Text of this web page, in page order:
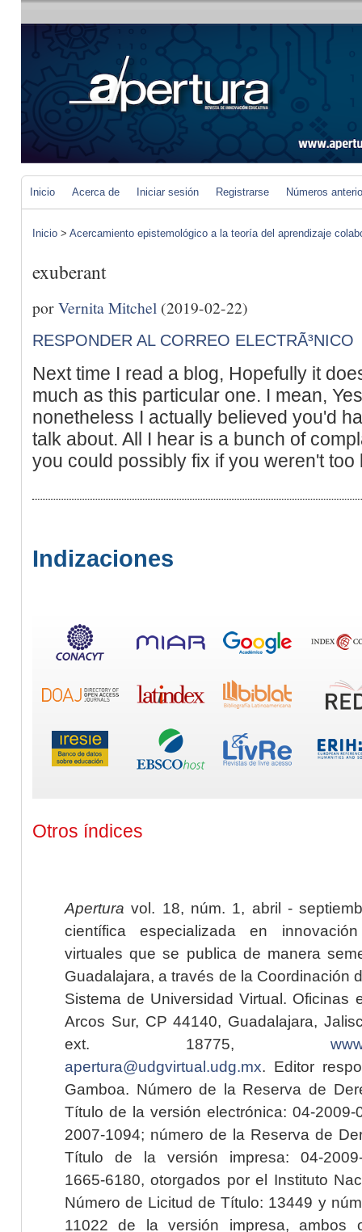
Inicio Acerca de Iniciar sesión Registrarse Números
Inicio > Acercamiento epistemológico a la teoría del aprendizaje
exuberant
porVernita Mitchel (2019-02-22)
RESPONDER AL CORREO ELECTRÃ³NICO
Next time I read a blog, Hopefully it
much as this particular one. I mean,
nonetheless I actually believed you'd
talk about. All I hear is a bunch of
you could possibly fix if you weren't
Indizaciones
Otros índices
Apertura vol. 18, núm. 1, abril -
científica especializada en
virtuales que se publica de manera
Guadalajara, a través de la Coordinación
Sistema de Universidad Virtual. Oficinas
Arcos Sur, CP 44140, Guadalajara,
ext. 18775,
apertura@udgvirtual.udg.mx. Editor
Gamboa. Número de la Reserva de
Título de la versión electrónica: 04-2009-
2007-1094; número de la Reserva de
Título de la versión impresa: 04-2009-
1665-6180, otorgados por el Instituto
Número de Licitud de Título: 13449 y
11022 de la versión impresa, ambos